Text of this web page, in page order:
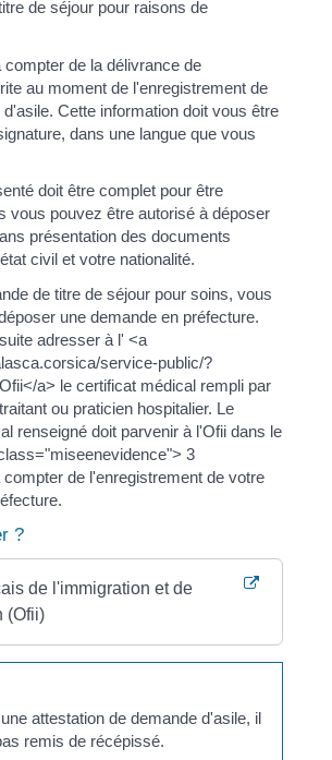
de séjour pour raisons de
compter de la délivrance de
au moment de l'enregistrement de
Cette information doit vous être
dans une langue que vous
doit être complet pour être
vous pouvez être autorisé à déposer
présentation des documents
civil et votre nationalité.
de titre de séjour pour soins, vous
une demande en préfecture.
adresser à l' <a
service-public/?
a> le certificat médical rempli par
ou praticien hospitalier. Le
renseigné doit parvenir à l'Ofii dans le
3
de l'enregistrement de votre
?
de l'immigration et de
(Ofii)
attestation de demande d'asile, il
remis de récépissé.